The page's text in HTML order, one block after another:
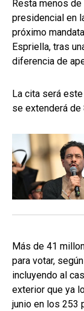
Resta menos de
presidencial en
próximo
Espriella, tras
diferencia de
La cita será
se extenderá de
Más de 41
para votar,
incluyendo al
exterior que ya
junio en los 253